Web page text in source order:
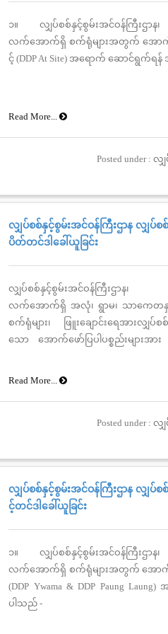
၁။ လျှပ်စစ်နှင့်စွမ်းအင်ဝန်ကြီးဌာ
လက်အောက်ရှိ စက်ရုံများအတွက် အောက်ဖော်
င့် (DDP At Site) အရောက် ဆောင်ရွက်
Read More...
Posted under :
လျှပ်စစ်နှင့်စွမ်းအင်ဝန်ကြီးဌာန လျှ
ပိတ်တင်ဒါခေါ်ယူခြင်း
လျှပ်စစ်နှင့်စွမ်းအင်ဝန်ကြီးဌာန
လက်အောက်ရှိ အလုံ၊ ရွာမ၊ သာကေတ
စက်ရုံများ၊ ဖြူးချောင်းရေအား
သော အောက်ဖော်ပြပါပစ္စည်းမျာ
Read More...
Posted under :
လျှပ်စစ်နှင့်စွမ်းအင်ဝန်ကြီးဌာန လ
င့်တင်ဒါခေါ်ယူခြင်း
၁။ လျှပ်စစ်နှင့်စွမ်းအင်ဝန်ကြီးဌာ
လက်အောက်ရှိ စက်ရုံများအတွက် အောက်ဖော်
(DDP Ywama & DDP Paung
ပါသည် -